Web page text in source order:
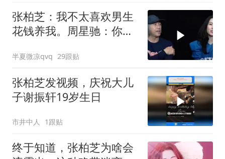
张柏芝：我不太喜欢男生
花钱养我。周星驰：你不
半夏微凉qvq 29跟贴
张柏芝发视频，庆祝大儿
子谢振轩19岁生日
市井中人 1跟贴
终于知道，张柏芝为啥会